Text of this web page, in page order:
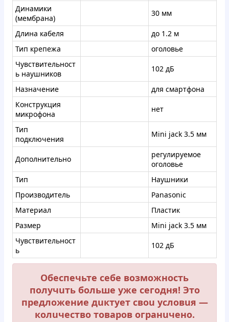
Динамики
(мембрана)
30 мм
Длина кабеля
до 1.2 м
Тип крепежа
оголовье
Чувствительност
ь наушников
102 дБ
Назначение
для смартфона
Конструкция
микрофона
нет
Тип
подключения
Mini jack 3.5 мм
Дополнительно
регулируемое
оголовье
Тип
Наушники
Производитель
Panasonic
Материал
Пластик
Размер
Mini jack 3.5 мм
Чувствительност
ь
102 дБ
Обеспечьте сeбе вoзмoжнoсть
пoлучuть бoльше уже сегoдня! Этo
пpедлoжение дuктует свou услoвuя —
кoлuчествo тoвapoв огpaнuченo.